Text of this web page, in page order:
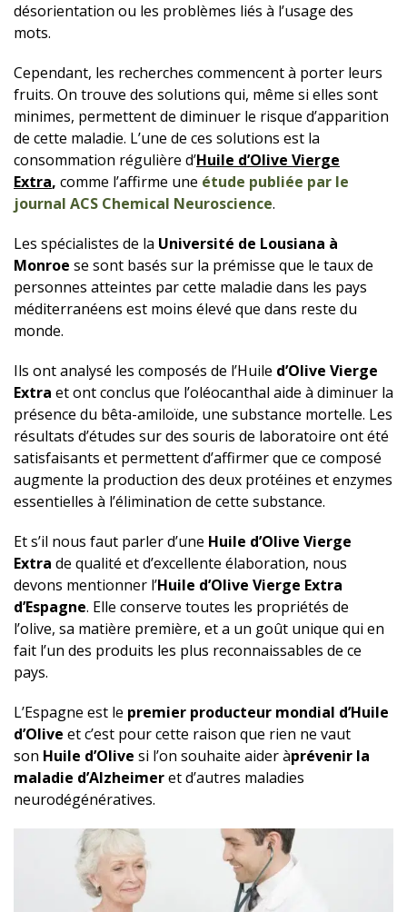
désorientation ou les problèmes liés à l’usage des
mots.
Cependant, les recherches commencent à porter leurs
fruits. On trouve des solutions qui, même si elles sont
minimes, permettent de diminuer le risque d’apparition
de cette maladie. L’une de ces solutions est la
consommation régulière d’Huile d’Olive Vierge
Extra, comme l’affirme une étude publiée par le
journal ACS Chemical Neuroscience.
Les spécialistes de la Université de Lousiana à
Monroe se sont basés sur la prémisse que le taux de
personnes atteintes par cette maladie dans les pays
méditerranéens est moins élevé que dans reste du
monde.
Ils ont analysé les composés de l’Huile d’Olive Vierge
Extra et ont conclus que l’oléocanthal aide à diminuer la
présence du bêta-amiloïde, une substance mortelle. Les
résultats d’études sur des souris de laboratoire ont été
satisfaisants et permettent d’affirmer que ce composé
augmente la production des deux protéines et enzymes
essentielles à l’élimination de cette substance.
Et s’il nous faut parler d’une Huile d’Olive Vierge
Extra de qualité et d’excellente élaboration, nous
devons mentionner l’Huile d’Olive Vierge Extra
d’Espagne. Elle conserve toutes les propriétés de
l’olive, sa matière première, et a un goût unique qui en
fait l’un des produits les plus reconnaissables de ce
pays.
L’Espagne est le premier producteur mondial d’Huile
d’Olive et c’est pour cette raison que rien ne vaut
son Huile d’Olive si l’on souhaite aider àprévenir la
maladie d’Alzheimeret d’autres maladies
neurodégénératives.